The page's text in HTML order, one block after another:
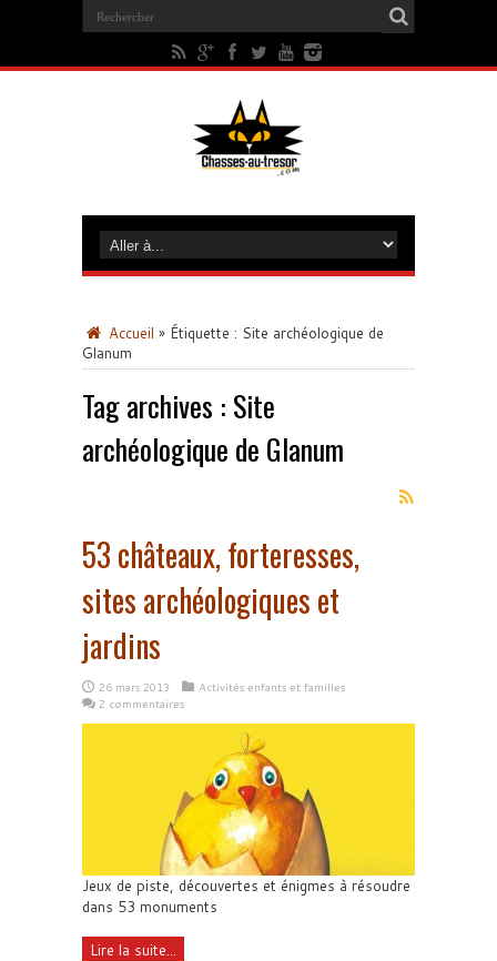
Accueil » Étiquette : Site archéologique de
Glanum
Tag archives : Site
archéologique de Glanum
53 châteaux, forteresses,
sites archéologiques et
jardins
26 mars 2013
Activités enfants et familles
2 commentaires
Jeux de piste, découvertes et énigmes à résoudre
dans 53 monuments
Lire la suite...